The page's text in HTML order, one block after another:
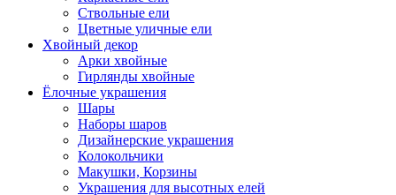
Ствольные ели
Цветные уличные ели
Хвойный декор
Арки хвойные
Гирлянды хвойные
Ёлочные украшения
Шары
Наборы шаров
Дизайнерские украшения
Колокольчики
Макушки, Корзины
Украшения для высотных елей